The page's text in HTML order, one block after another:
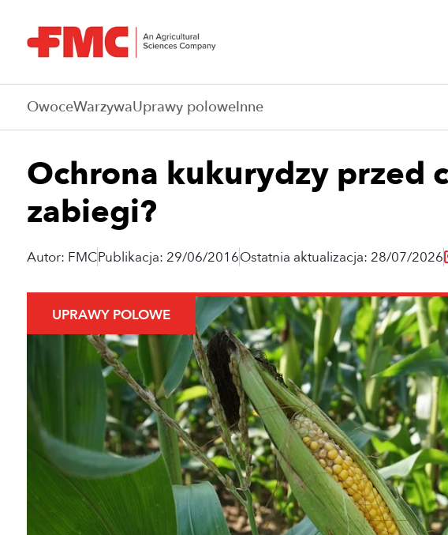
OwoceWarzywaUprawy poloweInne
Ochrona kukurydzy przed
zabiegi?
Autor: FMCPublikacja: 29/06/2016Ostatnia aktualizacja: 28/07/2026
UPRAWY POLOWE